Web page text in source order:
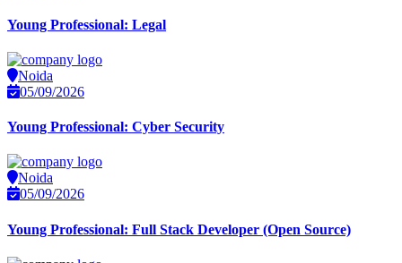
Young Professional: Legal
Noida
05/09/2026
Young Professional: Cyber Security
Noida
05/09/2026
Young Professional: Full Stack Developer (Open Source)